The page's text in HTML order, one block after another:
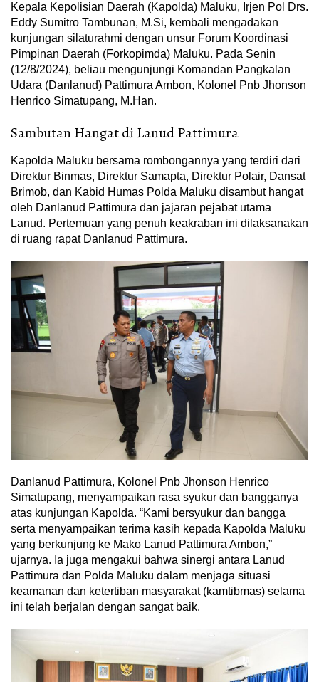
Kepala Kepolisian Daerah (Kapolda) Maluku, Irjen Pol Drs.
Eddy Sumitro Tambunan, M.Si, kembali mengadakan
kunjungan silaturahmi dengan unsur Forum Koordinasi
Pimpinan Daerah (Forkopimda) Maluku. Pada Senin
(12/8/2024), beliau mengunjungi Komandan Pangkalan
Udara (Danlanud) Pattimura Ambon, Kolonel Pnb Jhonson
Henrico Simatupang, M.Han.
Sambutan Hangat di Lanud Pattimura
Kapolda Maluku bersama rombongannya yang terdiri dari
Direktur Binmas, Direktur Samapta, Direktur Polair, Dansat
Brimob, dan Kabid Humas Polda Maluku disambut hangat
oleh Danlanud Pattimura dan jajaran pejabat utama
Lanud. Pertemuan yang penuh keakraban ini dilaksanakan
di ruang rapat Danlanud Pattimura.
Danlanud Pattimura, Kolonel Pnb Jhonson Henrico
Simatupang, menyampaikan rasa syukur dan bangganya
atas kunjungan Kapolda. “Kami bersyukur dan bangga
serta menyampaikan terima kasih kepada Kapolda Maluku
yang berkunjung ke Mako Lanud Pattimura Ambon,”
ujarnya. Ia juga mengakui bahwa sinergi antara Lanud
Pattimura dan Polda Maluku dalam menjaga situasi
keamanan dan ketertiban masyarakat (kamtibmas) selama
ini telah berjalan dengan sangat baik.